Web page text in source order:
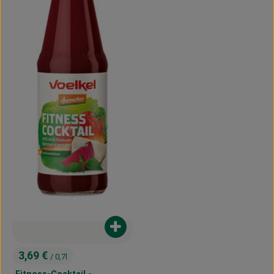
, Preis:
3,69 € / 0,7l
Produkt zum Warenkorb hinzufügen